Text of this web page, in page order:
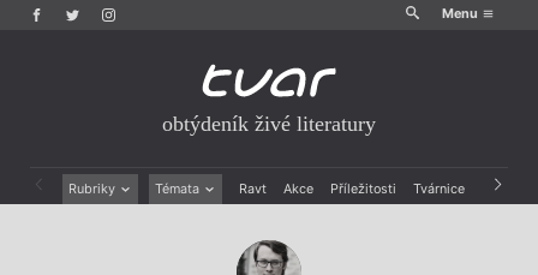
Menu
obtýdeník živé literatury
Rubriky Témata Ravt Akce Příležitosti Tvárnice Archiv